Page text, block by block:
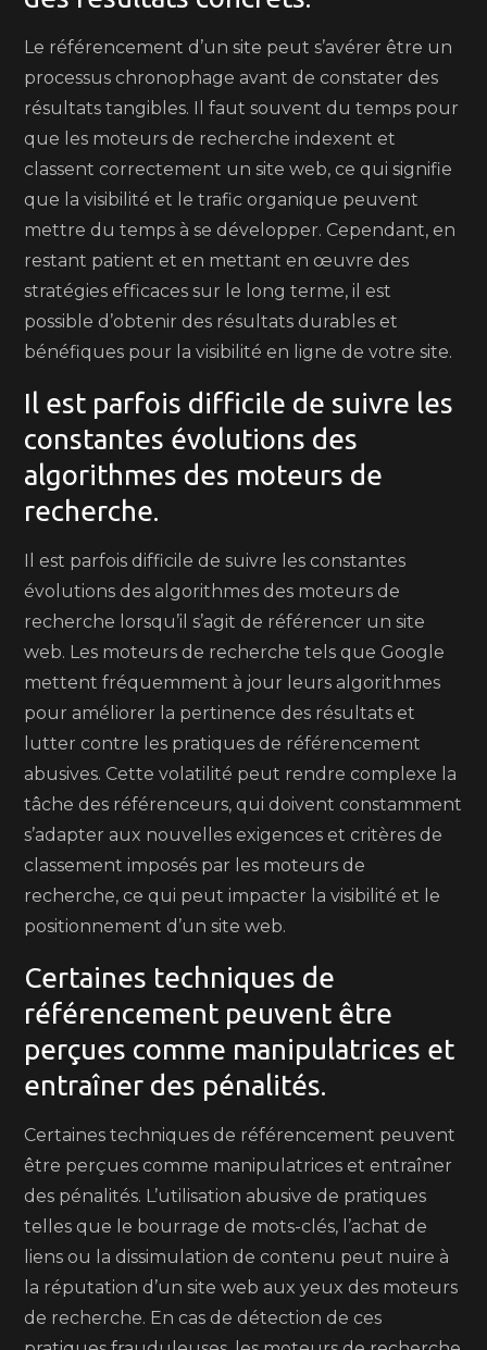
Le référencement d’un site peut s’avérer être un
processus chronophage avant de constater des
résultats tangibles. Il faut souvent du temps pour
que les moteurs de recherche indexent et
classent correctement un site web, ce qui signifie
que la visibilité et le trafic organique peuvent
mettre du temps à se développer. Cependant, en
restant patient et en mettant en œuvre des
stratégies efficaces sur le long terme, il est
possible d’obtenir des résultats durables et
bénéfiques pour la visibilité en ligne de votre site.
Il est parfois difficile de suivre les
constantes évolutions des
algorithmes des moteurs de
recherche.
Il est parfois difficile de suivre les constantes
évolutions des algorithmes des moteurs de
recherche lorsqu’il s’agit de référencer un site
web. Les moteurs de recherche tels que Google
mettent fréquemment à jour leurs algorithmes
pour améliorer la pertinence des résultats et
lutter contre les pratiques de référencement
abusives. Cette volatilité peut rendre complexe la
tâche des référenceurs, qui doivent constamment
s’adapter aux nouvelles exigences et critères de
classement imposés par les moteurs de
recherche, ce qui peut impacter la visibilité et le
positionnement d’un site web.
Certaines techniques de
référencement peuvent être
perçues comme manipulatrices et
entraîner des pénalités.
Certaines techniques de référencement peuvent
être perçues comme manipulatrices et entraîner
des pénalités. L’utilisation abusive de pratiques
telles que le bourrage de mots-clés, l’achat de
liens ou la dissimulation de contenu peut nuire à
la réputation d’un site web aux yeux des moteurs
de recherche. En cas de détection de ces